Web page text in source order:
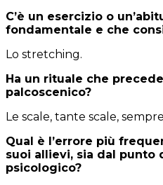
C’è un esercizio o
fondamentale e che
Lo stretching.
Ha un rituale che precede
palcoscenico?
Le scale, tante scale,
Qual è l’errore più
suoi allievi, sia dal punto
psicologico?